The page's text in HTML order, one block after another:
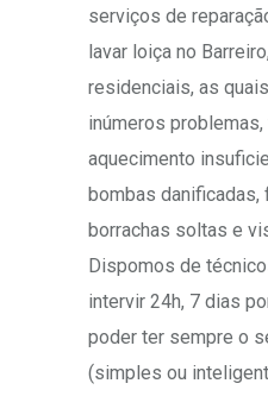
serviços de
lavar loiça no
residenciais, as
inúmeros
aquecimento
bombas
borrachas soltas e
Dispomos de
intervir 24h, 7 dias
poder ter sempre o
(simples ou